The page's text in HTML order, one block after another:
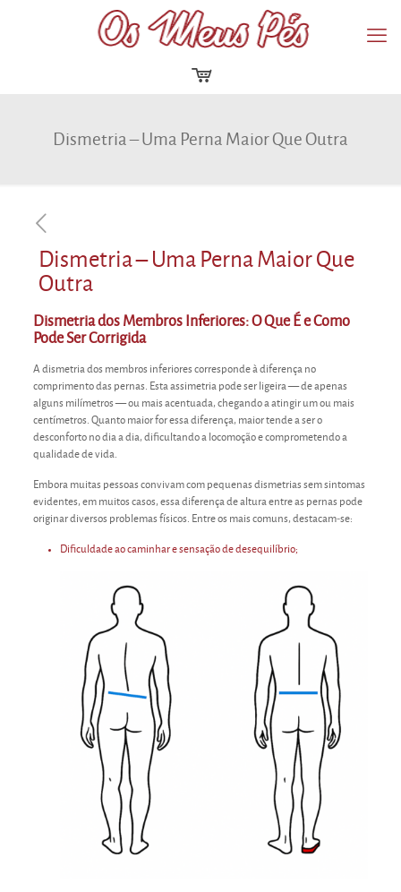
Dismetria – Uma Perna Maior Que Outra
Dismetria – Uma Perna Maior Que
Outra
Dismetria dos Membros Inferiores: O Que É e Como
Pode Ser Corrigida
A dismetria dos membros inferiores corresponde à diferença no
comprimento das pernas. Esta assimetria pode ser ligeira — de apenas
alguns milímetros — ou mais acentuada, chegando a atingir um ou mais
centímetros. Quanto maior for essa diferença, maior tende a ser o
desconforto no dia a dia, dificultando a locomoção e comprometendo a
qualidade de vida.
Embora muitas pessoas convivam com pequenas dismetrias sem sintomas
evidentes, em muitos casos, essa diferença de altura entre as pernas pode
originar diversos problemas físicos. Entre os mais comuns, destacam-se:
Dificuldade ao caminhar e sensação de desequilíbrio;